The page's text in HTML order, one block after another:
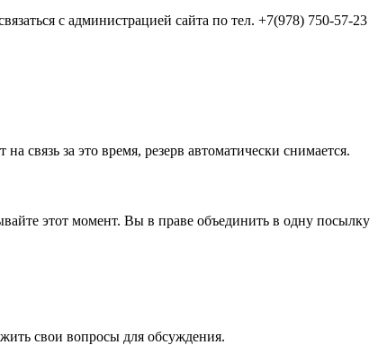
с администрацией сайта по тел. +7(978) 750-57-23
связь за это время, резерв автоматически снимается.
этот момент. Вы в праве объединить в одну посылку
свои вопросы для обсуждения.